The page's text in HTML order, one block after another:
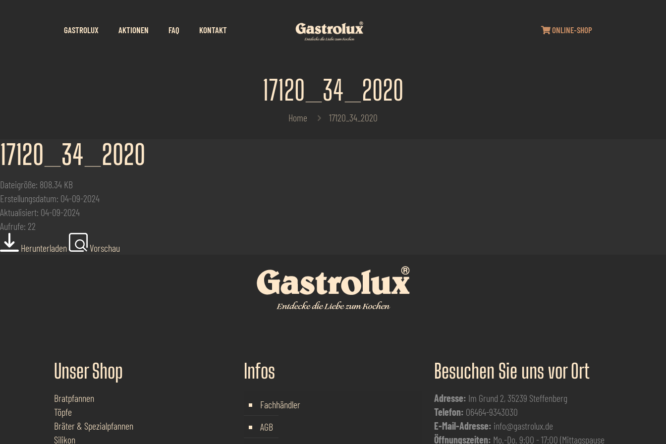
GASTROLUX AKTIONEN FAQ KONTAKT ONLINE-SHOP
17120_34_2020
Home 17120_34_2020
17120_34_2020
Dateigröße: 808.34 KB
Erstellungsdatum: 04-09-2024
Aktualisiert: 04-09-2024
Aufrufe: 22
Herunterladen
Vorschau
Unser Shop
Bratpfannen
Töpfe
Bräter & Spezialpfannen
Silikon
Infos
Fachhändler
AGB
Besuchen Sie uns vor Ort
Adresse: Im Grund 2, 35239 Steffenberg
Telefon: 06464-9343030
E-Mail-Adresse: info@gastrolux.de
Öffnungszeiten: Mo.-Do. 9:00 - 17:00 (Mittagspause